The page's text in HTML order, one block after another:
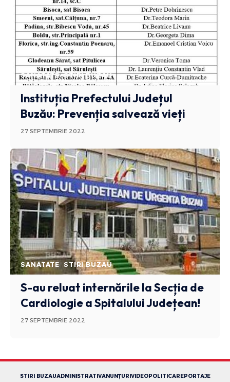
SANATATE STIRI BUZAU
Instituția Prefectului Județul
Buzău: Prevenția salvează vieți
27 SEPTEMBRIE 2022
SANATATE STIRI BUZAU
S-au reluat internările la Secția de
Cardiologie a Spitalului Județean!
27 SEPTEMBRIE 2022
STIRI BUZAUADMINISTRATIVANUNȚURIVIDEOPOLITICAREPORTAJE